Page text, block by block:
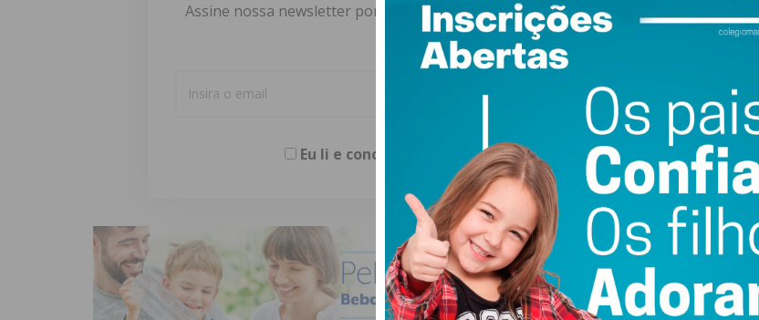
Assine nossa newsletter por e-mail e obtenha de forma regular a informação
atualizada.
Eu li e concordo com ostermos e condições